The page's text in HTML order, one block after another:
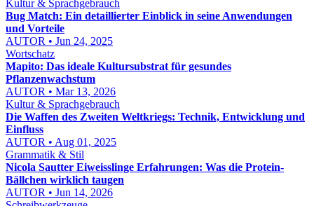
Kultur & Sprachgebrauch
Bug Match: Ein detaillierter Einblick in seine Anwendungen
und Vorteile
AUTOR • Jun 24, 2025
Wortschatz
Mapito: Das ideale Kultursubstrat für gesundes
Pflanzenwachstum
AUTOR • Mar 13, 2026
Kultur & Sprachgebrauch
Die Waffen des Zweiten Weltkriegs: Technik, Entwicklung und
Einfluss
AUTOR • Aug 01, 2025
Grammatik & Stil
Nicola Sautter Eiweisslinge Erfahrungen: Was die Protein-
Bällchen wirklich taugen
AUTOR • Jun 14, 2026